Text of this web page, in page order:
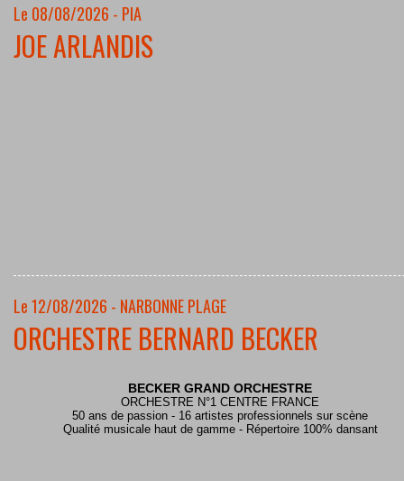
Le 08/08/2026 - PIA
JOE ARLANDIS
Le 12/08/2026 - NARBONNE PLAGE
ORCHESTRE BERNARD BECKER
BECKER GRAND ORCHESTRE
ORCHESTRE N°1 CENTRE FRANCE
50 ans de passion - 16 artistes professionnels sur scène
Qualité musicale haut de gamme - Répertoire 100% dansant